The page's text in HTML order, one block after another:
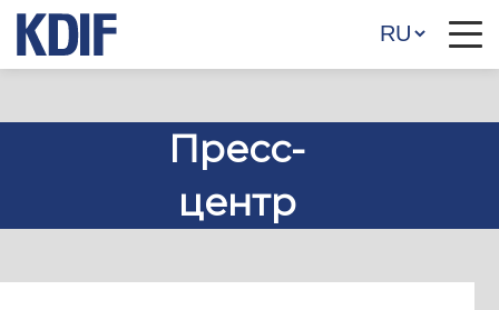
Пресс-
центр